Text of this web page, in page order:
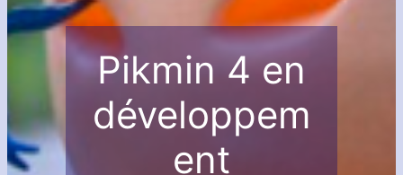
Pikmin 4 en
développem
ent